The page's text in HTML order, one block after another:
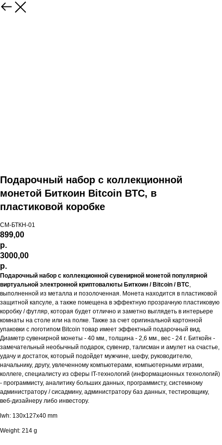
Подарочный набор с коллекционной
монетой Биткоин Bitcoin BTC, в
пластиковой коробке
СМ-БТКН-01
899,00
р.
3000,00
р.
Подарочный набор с коллекционной сувенирной монетой популярной
виртуальной электронной криптовалюты Биткоин / Bitcoin / BTC
выполненной из металла и позолоченная. Монета находится в пластиковой
защитной капсуле, а также помещена в эффектную прозрачную пластиковую
коробку / футляр, которая будет отлично и заметно выглядеть в интерьере
комнаты на столе или на полке. Также за счет оригинальной картонной
упаковки с логотипом Bitcoin товар имеет эффектный подарочный вид.
Диаметр сувенирной монеты - 40 мм., толщина - 2,6 мм., вес - 24 г. Биткойн -
замечательный необычный подарок, сувенир, талисман и амулет на счастье,
удачу и достаток, который подойдет мужчине, шефу, руководителю,
начальнику, другу, увлеченному компьютерами, компьютерными играми,
коллеге, специалисту из сферы IT-технологий (информационных технологий)
- программисту, аналитику больших данных, программисту, системному
администратору / сисадмину, администратору баз данных, тестировщику,
веб-дизайнеру либо инвестору.
lwh: 130x127x40 mm
Weight: 214 g